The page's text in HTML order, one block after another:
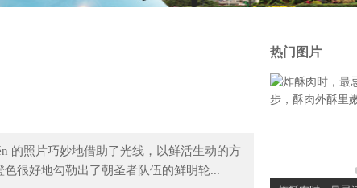
的照片巧妙地借助了光线，以鲜活生动的方
很好地勾勒出了朝圣者队伍的鲜明轮...
热门图片